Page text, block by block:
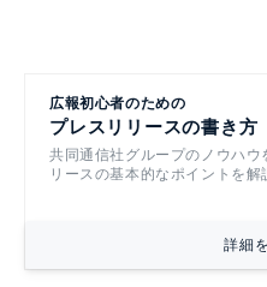
広報初心者のための
プレスリリースの書き方
共同通信社グループのノウハウ
リースの基本的なポイントを解
詳細